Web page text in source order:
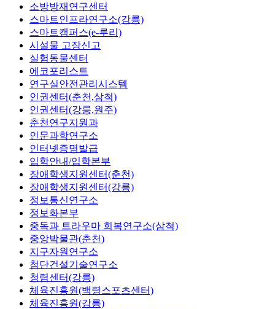
소방방재연구센터
스마트인프라연구소(강릉)
스마트캠퍼스(e-루리)
시설물 고장신고
실험동물센터
에코포리스트
연구실안전관리시스템
인권센터(춘천,삼척)
인권센터(강릉,원주)
춘천연구지원과
인문과학연구소
인터넷증명발급
입학안내/입학본부
장애학생지원센터(춘천)
장애학생지원센터(강릉)
정보통신연구소
정보화본부
중독과 트라우마 회복연구소(삼척)
중앙박물관(춘천)
지구자원연구소
첨단건설기술연구소
청렴센터(강릉)
체육진흥원(백령스포츠센터)
체육진흥원(강릉)